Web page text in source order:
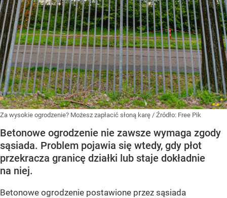
Za wysokie ogrodzenie? Możesz zapłacić słoną karę / Źródło: Free Pik
Betonowe ogrodzenie nie zawsze wymaga zgody
sąsiada. Problem pojawia się wtedy, gdy płot
przekracza granicę działki lub staje dokładnie
na niej.
Betonowe ogrodzenie postawione przez sąsiada